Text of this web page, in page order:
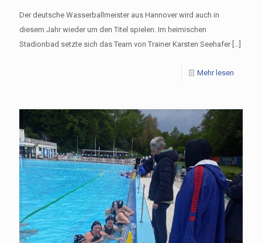
Der deutsche Wasserballmeister aus Hannover wird auch in
diesem Jahr wieder um den Titel spielen. Im heimischen
Stadionbad setzte sich das Team von Trainer Karsten Seehafer[…]
Mehr lesen